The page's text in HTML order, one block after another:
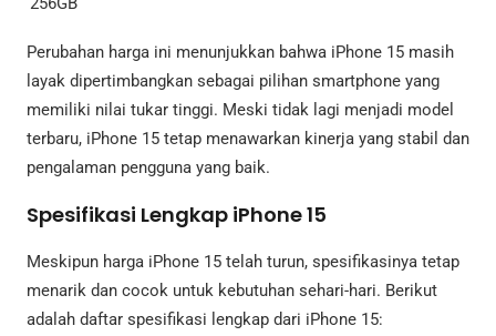
Perubahan harga ini menunjukkan bahwa iPhone 15 masih
layak dipertimbangkan sebagai pilihan smartphone yang
memiliki nilai tukar tinggi. Meski tidak lagi menjadi model
terbaru, iPhone 15 tetap menawarkan kinerja yang stabil dan
pengalaman pengguna yang baik.
Spesifikasi Lengkap iPhone 15
Meskipun harga iPhone 15 telah turun, spesifikasinya tetap
menarik dan cocok untuk kebutuhan sehari-hari. Berikut
adalah daftar spesifikasi lengkap dari iPhone 15: